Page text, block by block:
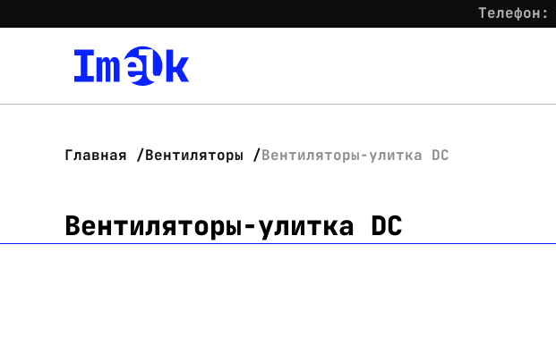
Телефон:
Главная Вентиляторы Вентиляторы-улитка DC
Вентиляторы-улитка DC